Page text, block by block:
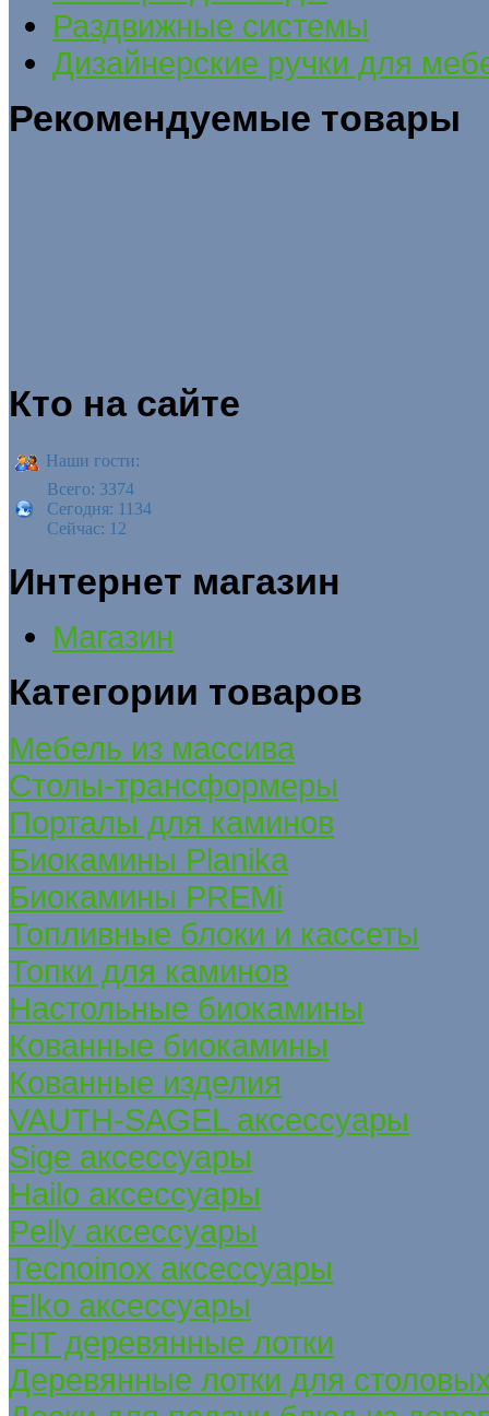
Раздвижные системы
Дизайнерские ручки для
Рекомендуемые товары
Кто на сайте
Наши гости:
Всего: 3374
Сегодня: 1134
Сейчас: 12
Интернет магазин
Магазин
Категории товаров
Мебель из массива
Столы-трансформеры
Порталы для каминов
Биокамины Planika
Биокамины PREMi
Топливные блоки и кассеты
Топки для каминов
Настольные биокамины
Кованные биокамины
Кованные изделия
VAUTH-SAGEL аксессуары
Sige аксессуары
Hailo аксессуары
Pelly аксессуары
Tecnoinox аксессуары
Elko аксессуары
FIT деревянные лотки
Деревянные лотки для